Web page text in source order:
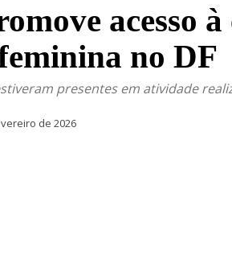
acesso
no DF
presentes em atividade
de 2026